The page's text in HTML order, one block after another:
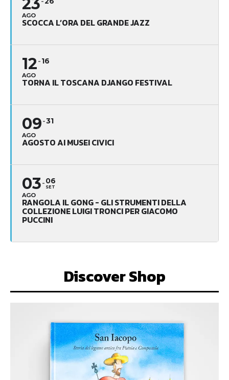
23
AGO
SCOCCA L’ORA DEL GRANDE JAZZ
12
AGO
16
TORNA IL TOSCANA DJANGO FESTIVAL
09
AGO
31
AGOSTO AI MUSEI CIVICI
03
AGO
06
SET
RANGOLA IL GONG - GLI STRUMENTI DELLA
COLLEZIONE LUIGI TRONCI PER GIACOMO
PUCCINI
Discover Shop